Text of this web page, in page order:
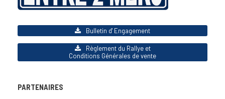
Bulletin d' Engagement
Règlement du Rallye et
Conditions Générales de vente
PARTENAIRES